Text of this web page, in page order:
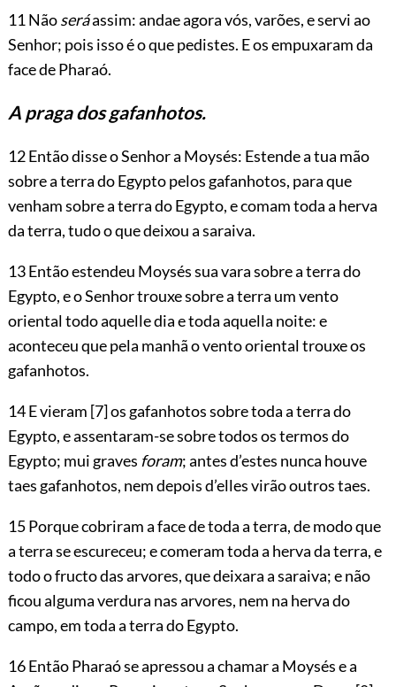
11 Nãoseráassim: andae agora vós, varões, e servi ao
Senhor; pois isso é o que pedistes. E os empuxaram da
face de Pharaó.
A praga dos gafanhotos.
12 Então disse o Senhor a Moysés: Estende a tua mão
sobre a terra do Egypto pelos gafanhotos, para que
venham sobre a terra do Egypto, e comam toda a herva
da terra, tudo o que deixou a saraiva.
13 Então estendeu Moysés sua vara sobre a terra do
Egypto, e o Senhor trouxe sobre a terra um vento
oriental todo aquelle dia e toda aquella noite: e
aconteceu que pela manhã o vento oriental trouxe os
gafanhotos.
14 E vieram [7]os gafanhotos sobre toda a terra do
Egypto, e assentaram-se sobre todos os termos do
Egypto; mui graves foram; antes d’estes nunca houve
taes gafanhotos, nem depois d’elles virão outros taes.
15 Porque cobriram a face de toda a terra, de modo que
a terra se escureceu; e comeram toda a herva da terra, e
todo o fructo das arvores, que deixara a saraiva; e não
ficou alguma verdura nas arvores, nem na herva do
campo, em toda a terra do Egypto.
16 Então Pharaó se apressou a chamar a Moysés e a